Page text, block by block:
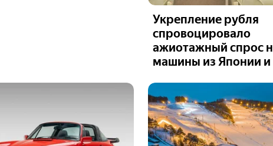
Укрепление рубля
спровоцировало
ажиотажный спрос
машины из Японии и